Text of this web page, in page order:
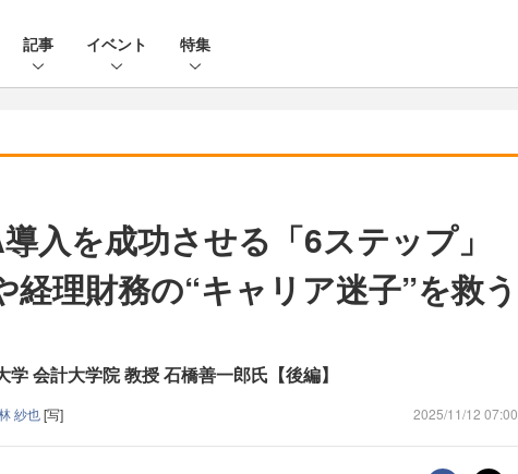
記事 イベント 特集
入を成功させる「6ステップ」
理財務の“キャリア迷子”を救う
会計大学院 教授 石橋善一郎氏【後編】
紗也[写] 2025/11/12 07:00